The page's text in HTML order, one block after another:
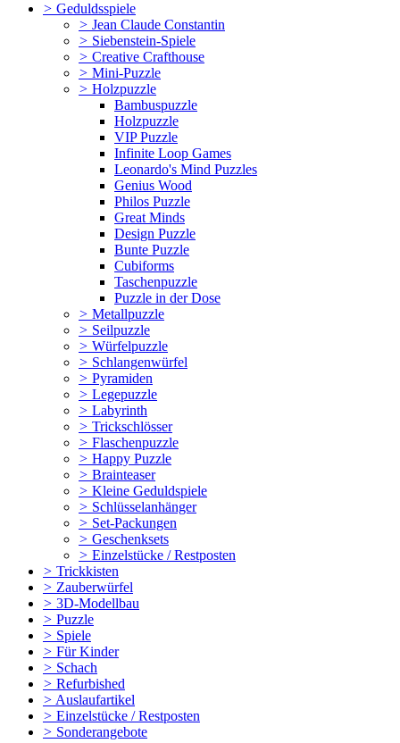
> Geduldsspiele
> Jean Claude Constantin
> Siebenstein-Spiele
> Creative Crafthouse
> Mini-Puzzle
> Holzpuzzle
Bambuspuzzle
Holzpuzzle
VIP Puzzle
Infinite Loop Games
Leonardo's Mind Puzzles
Genius Wood
Philos Puzzle
Great Minds
Design Puzzle
Bunte Puzzle
Cubiforms
Taschenpuzzle
Puzzle in der Dose
> Metallpuzzle
> Seilpuzzle
> Würfelpuzzle
> Schlangenwürfel
> Pyramiden
> Legepuzzle
> Labyrinth
> Trickschlösser
> Flaschenpuzzle
> Happy Puzzle
> Brainteaser
> Kleine Geduldspiele
> Schlüsselanhänger
> Set-Packungen
> Geschenksets
> Einzelstücke / Restposten
> Trickkisten
> Zauberwürfel
> 3D-Modellbau
> Puzzle
> Spiele
> Für Kinder
> Schach
> Refurbished
> Auslaufartikel
> Einzelstücke / Restposten
> Sonderangebote